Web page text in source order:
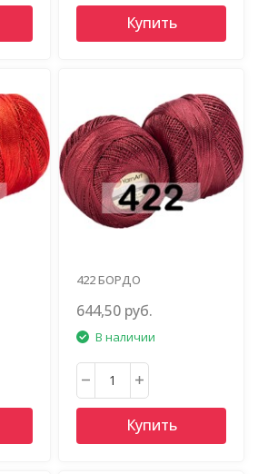
Купить
422 БОРДО
644,50 руб.
В наличии
Купить